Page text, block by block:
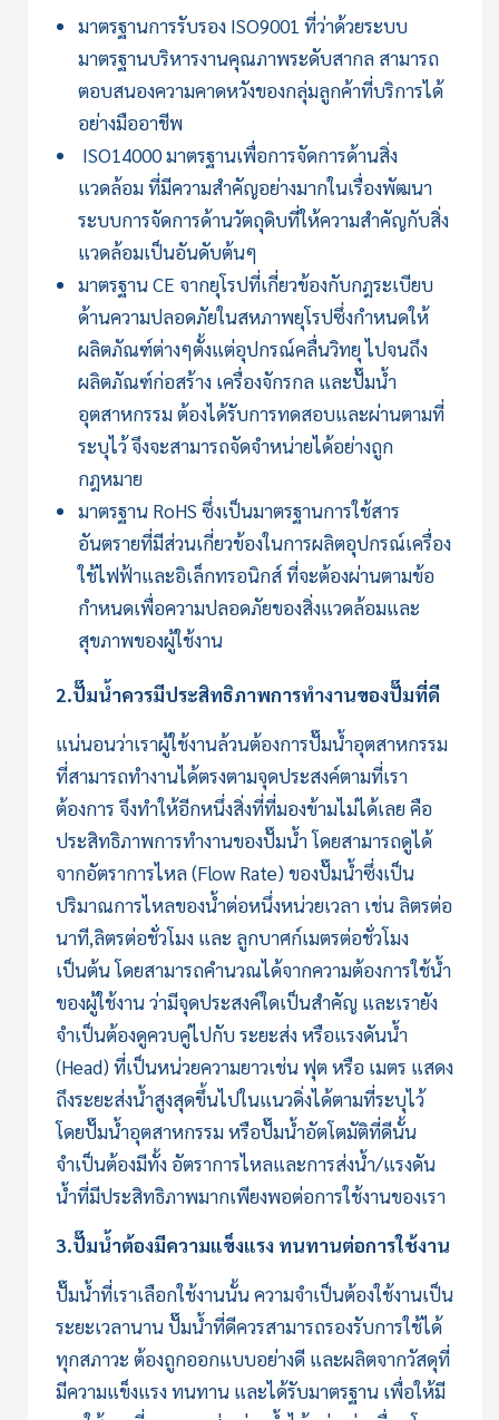
มาตรฐานการรับรอง ISO9001 ที่ว่าด้วยระบบ
มาตรฐานบริหารงานคุณภาพระดับสากล สามารถ
ตอบสนองความคาดหวังของกลุ่มลูกค้าที่บริการได้
อย่างมืออาชีพ
ISO14000 มาตรฐานเพื่อการจัดการด้านสิ่ง
แวดล้อม ที่มีความสำคัญอย่างมากในเรื่องพัฒนา
ระบบการจัดการด้านวัตถุดิบที่ให้ความสำคัญกับสิ่ง
แวดล้อมเป็นอันดับต้นๆ
มาตรฐาน CE จากยุโรปที่เกี่ยวข้องกับกฎระเบียบ
ด้านความปลอดภัยในสหภาพยุโรปซึ่งกำหนดให้
ผลิตภัณฑ์ต่างๆตั้งแต่อุปกรณ์คลื่นวิทยุ ไปจนถึง
ผลิตภัณฑ์ก่อสร้าง เครื่องจักรกล และปั๊มน้ำ
อุตสาหกรรม ต้องได้รับการทดสอบและผ่านตามที่
ระบุไว้ จึงจะสามารถจัดจำหน่ายได้อย่างถูก
กฎหมาย
มาตรฐาน RoHS ซึ่งเป็นมาตรฐานการใช้สาร
อันตรายที่มีส่วนเกี่ยวข้องในการผลิตอุปกรณ์เครื่อง
ใช้ไฟฟ้าและอิเล็กทรอนิกส์ ที่จะต้องผ่านตามข้อ
กำหนดเพื่อความปลอดภัยของสิ่งแวดล้อมและ
สุขภาพของผู้ใช้งาน
2.ปั๊มน้ำควรมีประสิทธิภาพการทำงานของปั๊มที่ดี
แน่นอนว่าเราผู้ใช้งานล้วนต้องการปั๊มน้ำอุตสาหกรรม
ที่สามารถทำงานได้ตรงตามจุดประสงค์ตามที่เรา
ต้องการ จึงทำให้อีกหนึ่งสิ่งที่ที่มองข้ามไม่ได้เลย คือ
ประสิทธิภาพการทำงานของปั๊มน้ำ โดยสามารถดูได้
จากอัตราการไหล (Flow Rate) ของปั๊มน้ำซึ่งเป็น
ปริมาณการไหลของน้ำต่อหนึ่งหน่วยเวลา เช่น ลิตรต่อ
นาที,ลิตรต่อชั่วโมง และ ลูกบาศก์เมตรต่อชั่วโมง
เป็นต้น โดยสามารถคำนวณได้จากความต้องการใช้น้ำ
ของผู้ใช้งาน ว่ามีจุดประสงค์ใดเป็นสำคัญ และเรายัง
จำเป็นต้องดูควบคู่ไปกับ ระยะส่ง หรือแรงดันน้ำ
(Head) ที่เป็นหน่วยความยาวเช่น ฟุต หรือ เมตร แสดง
ถึงระยะส่งน้ำสูงสุดขึ้นไปในแนวดิ่งได้ตามที่ระบุไว้
โดยปั๊มน้ำอุตสาหกรรม หรือปั๊มน้ำอัตโตมัติที่ดีนั้น
จำเป็นต้องมีทั้ง อัตราการไหลและการส่งน้ำ/แรงดัน
น้ำที่มีประสิทธิภาพมากเพียงพอต่อการใช้งานของเรา
3.ปั๊มน้ำต้องมีความแข็งแรง ทนทานต่อการใช้งาน
ปั๊มน้ำที่เราเลือกใช้งานนั้น ความจำเป็นต้องใช้งานเป็น
ระยะเวลานาน ปั๊มน้ำที่ดีควรสามารถรองรับการใช้ได้
ทุกสภาวะ ต้องถูกออกแบบอย่างดี และผลิตจากวัสดุที่
มีความแข็งแรง ทนทาน และได้รับมาตรฐาน เพื่อให้มี